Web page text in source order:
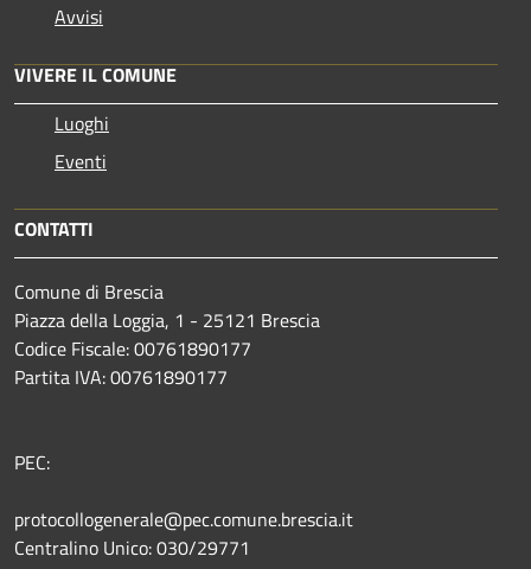
Avvisi
VIVERE IL COMUNE
Luoghi
Eventi
CONTATTI
Comune di Brescia
Piazza della Loggia, 1 - 25121 Brescia
Codice Fiscale: 00761890177
Partita IVA: 00761890177
PEC:
protocollogenerale@pec.comune.brescia.it
Centralino Unico: 030/29771